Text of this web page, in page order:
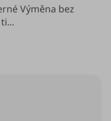
Výměna bez